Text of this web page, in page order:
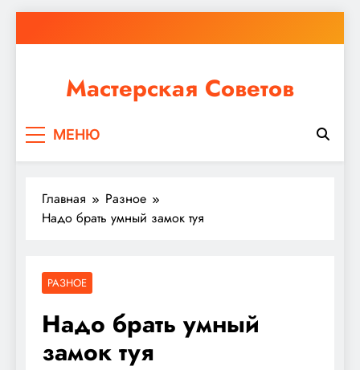
к
Мастерская Советов
ремонт или крупное строительство, в Мастерской
МЕНЮ
Главная
Разное
Надо брать умный замок туя
РАЗНОЕ
Надо брать умный
замок туя